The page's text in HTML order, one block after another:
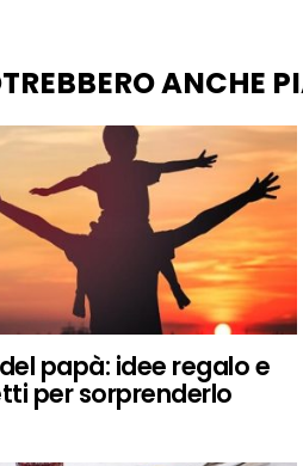
ANCHE
papà: idee regalo e
per sorprenderlo